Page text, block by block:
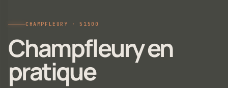
CHAMPFLEURY · 51500
Champfleury en
pratique